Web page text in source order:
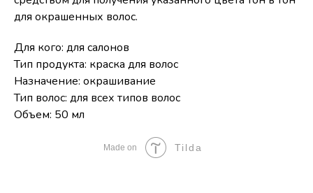
для окрашенных волос.
Для кого: для салонов
Тип продукта: краска для волос
Назначение: окрашивание
Тип волос: для всех типов волос
Объем: 50 мл
Made on Tilda